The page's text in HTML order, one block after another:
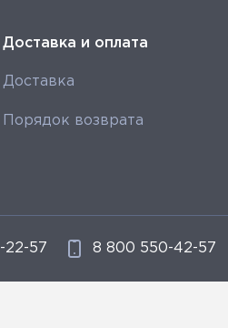
Доставка и оплата
Доставка
Порядок возврата
22-57 8 800 550-42-57